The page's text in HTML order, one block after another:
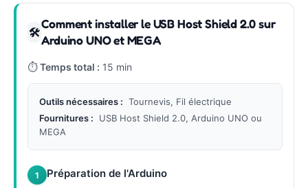
🛠
Comment installer le USB Host Shield 2.0 sur
Arduino UNO et MEGA
⏱Temps total : 15 min
Outils nécessaires : Tournevis, Fil électrique
Fournitures :
USB Host Shield 2.0, Arduino UNO ou
MEGA
1 Préparation de l'Arduino